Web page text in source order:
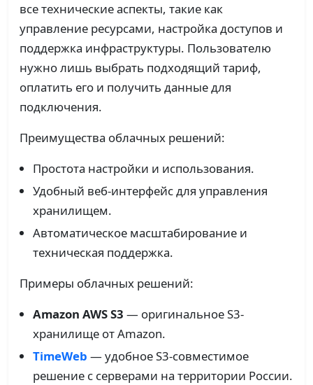
все технические аспекты, такие как
управление ресурсами, настройка доступов и
поддержка инфраструктуры. Пользователю
нужно лишь выбрать подходящий тариф,
оплатить его и получить данные для
подключения.
Преимущества облачных решений:
Простота настройки и использования.
Удобный веб-интерфейс для управления
хранилищем.
Автоматическое масштабирование и
техническая поддержка.
Примеры облачных решений:
Amazon AWS S3 — оригинальное S3-
хранилище от Amazon.
TimeWeb — удобное S3-совместимое
решение с серверами на территории России.